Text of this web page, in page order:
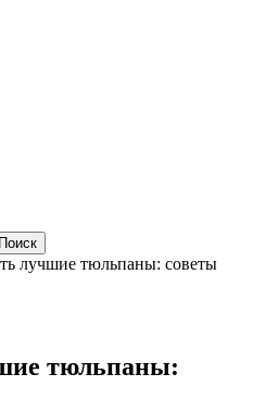
лучшие тюльпаны: советы
тюльпаны: